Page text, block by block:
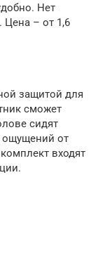
Нет
Цена – от 1,6
защитой для
сможет
сидят
от
входят